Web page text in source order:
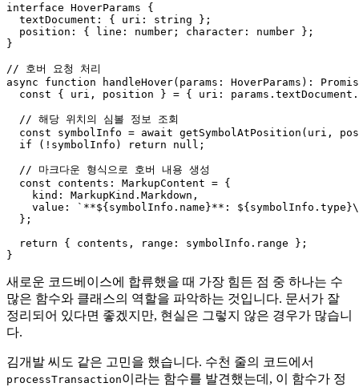
interface HoverParams {
textDocument : { uri : string };
position : { line : number ; character : number };
}
// 호버 요청 처리
async
function handleHover( params : HoverParams ):
const { uri, position } = { uri : params. textDocument .
// 해당 위치의 심볼 정보 조회
const symbolInfo = await getSymbolAtPosition (uri,
if (!symbolInfo) return null ;
// 마크다운 형식으로 호버 내용 생성
const
contents : MarkupContent = {
kind : MarkupKind . Markdown ,
value : `**${symbolInfo.name}**: ${symbolInfo. type}
  };
return { contents, range : symbolInfo. range };
새로운 코드베이스에 합류했을 때 가장 힘든 점 중 하나는 수
많은 함수와 클래스의 역할을 파악하는 것입니다. 문서가 잘
정리되어 있다면 좋겠지만, 현실은 그렇지 않은 경우가 많습니
다.
김개발 씨도 같은 고민을 했습니다. 수천 줄의 코드에서
processTransaction이라는 함수를 발견했는데, 이 함수가 정